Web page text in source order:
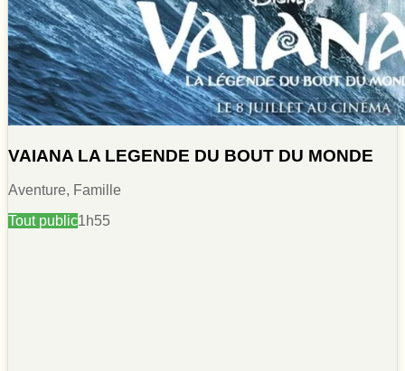
VAIANA LA LEGENDE DU BOUT DU MONDE
Aventure, Famille
Tout public1h55